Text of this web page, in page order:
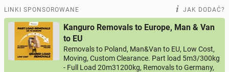
LINKI SPONSOROWANE JAK DODAĆ?
Kanguro Removals to Europe, Man & Van
to EU
Removals to Poland, Man&Van to EU, Low Cost,
Moving, Custom Clearance. Part load 5m3/300kg
- Full Load 20m31200kg, Removals to Germany,